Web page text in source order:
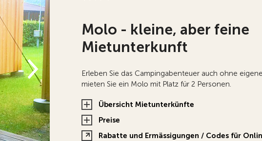
Molo - kleine, aber feine
Mietunterkunft
Erleben Sie das Campingabenteuer auch ohne
mieten Sie ein Molo mit Platz für 2 Personen.
Übersicht Mietunterkünfte
Preise
Rabatte und Ermässigungen / Codes für